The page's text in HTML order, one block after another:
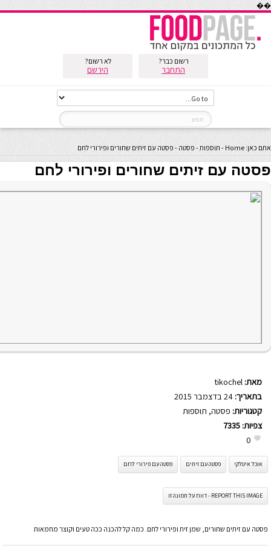
��
רשום כבר?
התחבר
לא רשום?
הירשם
אתם כאן: Home
- תוספות- פסטה - פסטה עם זיתים שחורים ופירורי לחם
פסטה עם זיתים שחורים ופירורי לחם
מאת: tikochel
בתאריך:
קטגוריות: פסטה, תוספות
צפיות: 7335
0
אוכל איטלקי פסטה עם זיתים פסטה עם פירורי לחם
REPORT THIS IMAGE - דווח על תמונה זו
פסטה עם זיתים שחורים, שמן זית ופירורי לחם. כמה קל להכנה ככה טעים וקוצר מחמאות